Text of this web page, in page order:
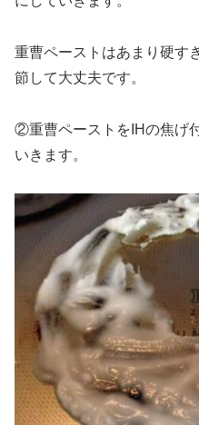
重曹ペーストはあまり硬す
節して大丈夫です。
②重曹ペーストをIHの焦げ
いきます。